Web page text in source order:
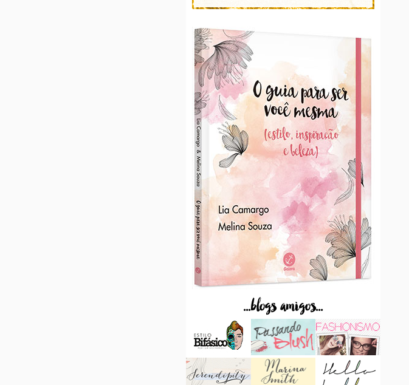
...blogs amigos...